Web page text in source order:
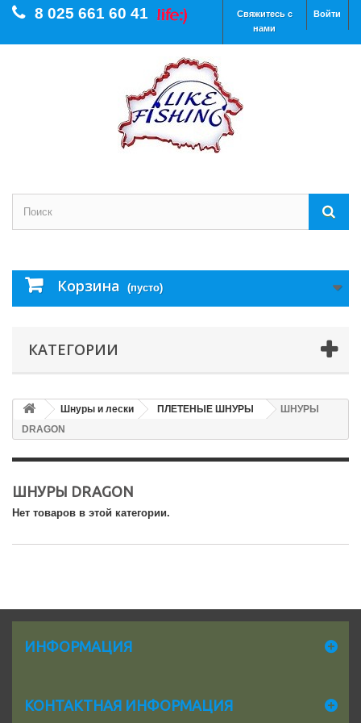
Войти
Свяжитесь с
нами
8 025 661 60 41
Корзина (пусто)
КАТЕГОРИИ
Шнуры и лески ПЛЕТЕНЫЕ ШНУРЫ
ШНУРЫ
DRAGON
ШНУРЫ DRAGON
Нет товаров в этой категории.
ИНФОРМАЦИЯ
КОНТАКТНАЯ ИНФОРМАЦИЯ